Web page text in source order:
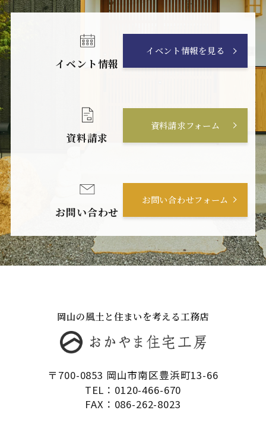
イベント情報
イベント情報を見る
資料請求
資料請求フォーム
お問い合わせ
お問い合わせフォーム
岡山の風土と住まいを考える工務店
〒700-0853 岡山市南区豊浜町13-66
TEL：0120-466-670
FAX：086-262-8023